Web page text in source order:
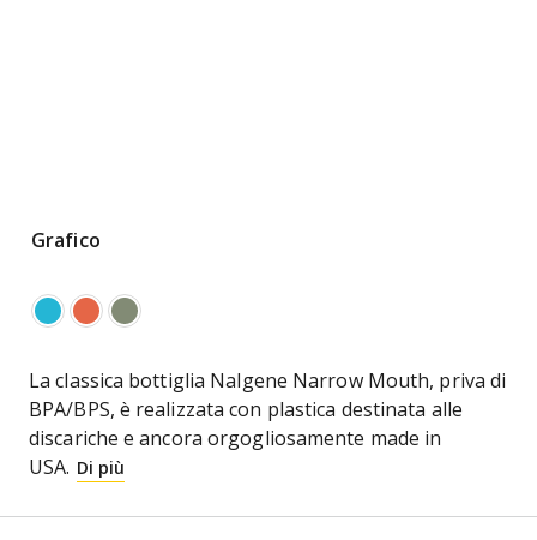
La classica bottiglia Nalgene Narrow Mouth, priva di
BPA/BPS, è realizzata con plastica destinata alle
discariche e ancora orgogliosamente made in
USA. Di più
Grafico